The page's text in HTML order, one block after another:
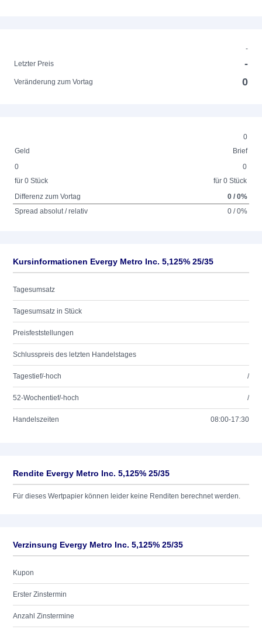
-
Letzter Preis
-
Veränderung zum Vortag 0
0
Geld
Brief
0
für 0 Stück
0
für 0 Stück
Differenz zum Vortag
0 / 0%
Spread absolut / relativ
0 / 0%
Kursinformationen Evergy Metro Inc. 5,125% 25/35
Tagesumsatz
Tagesumsatz in Stück
Preisfeststellungen
Schlusspreis des letzten Handelstages
Tagestief/-hoch /
52-Wochentief/-hoch /
Handelszeiten 08:00-17:30
Rendite Evergy Metro Inc. 5,125% 25/35
Für dieses Wertpapier können leider keine Renditen berechnet werden.
Verzinsung Evergy Metro Inc. 5,125% 25/35
Kupon
Erster Zinstermin
Anzahl Zinstermine